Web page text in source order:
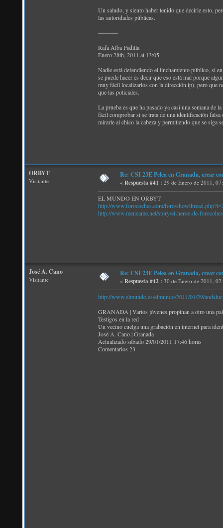
Un saludo, y siento haber tenido que decirle esto,
las autoridades públicas.
----------
Rafa Alba Padilla
Enero 28th, 2011 at 13:05
Nadie está defendiendo el linchamiento público, si
se puede hacer es decir que eso está mal porque
muy fácil localizarlos con la dirección ip), pero que
que las policiales.
La prueba es que ha pasado ya casi una semana de
fácil comprobar si se trata de una identificación
mirarle al chico la cabeza y permitiendo que se siga
ORBYT
Visitante
Re: CSI 23E Pelea en Granada, crear
« Respuesta #41 : 29 de Enero de 2011,
EL MUNDO EN ORBYT
http://www.forocoches.com/foro/
http://www.meneame.net/story/el-heroe-de-forocohes
José A. Cano
Visitante
Re: CSI 23E Pelea en Granada, crear
« Respuesta #42 : 30 de Enero de 2011,
http://www.elmundo.es/elmundo/2011/01/29/
GRANADA | Varios jóvenes propinan a otro una
Testigos en la red
Un vecino cuelga una grabación en internet para
José A. Cano | Granada
Actualizado sábado 29/01/2011 17:46 horas
Comentarios 23